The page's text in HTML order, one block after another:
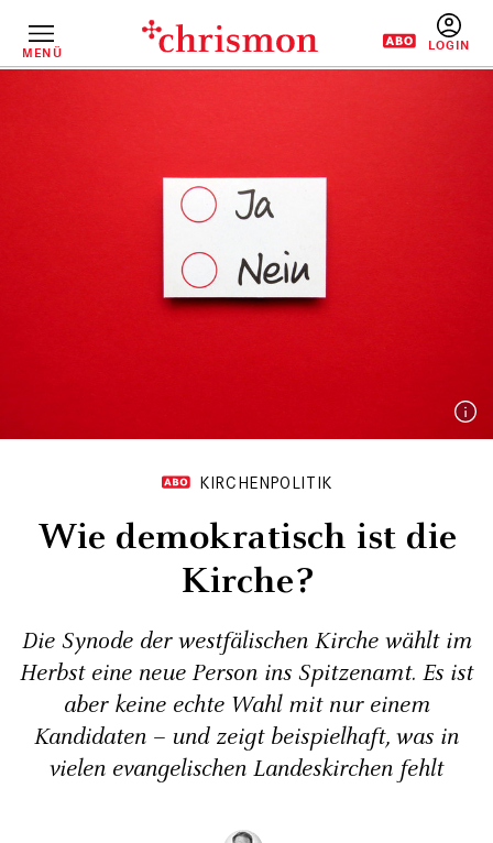
InhaltMENÜ
KIRCHENPOLITIK
Wie demokratisch ist die
Kirche?
Die Synode der westfälischen Kirche wählt im
Herbst eine neue Person ins Spitzenamt. Es ist
aber keine echte Wahl mit nur einem
Kandidaten – und zeigt beispielhaft, was in
vielen evangelischen Landeskirchen fehlt